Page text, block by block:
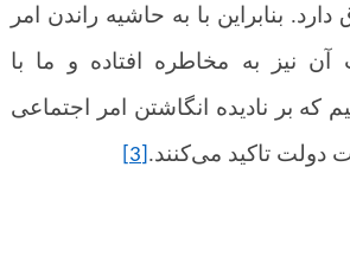
بنابراین با به حاشیه راندن امر
آن نیز به مخاطره افتاده و ما با
که بر نادیده انگاشتن امر اجتماعی
تاکید می‌کنند.